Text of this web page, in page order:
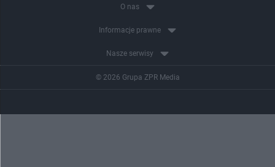
O nas
Informacje prawne
Nasze serwisy
© 2026 Grupa ZPR Media